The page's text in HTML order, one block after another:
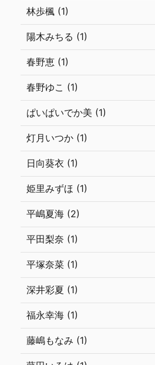
林歩楓 (1)
陽木みちる (1)
春野恵 (1)
春野ゆこ (1)
ぱいぱいでか美 (1)
灯月いつか (1)
日向葵衣 (1)
姫里みずほ (1)
平嶋夏海 (2)
平田梨奈 (1)
平塚奈菜 (1)
深井彩夏 (1)
福永幸海 (1)
藤嶋もなみ (1)